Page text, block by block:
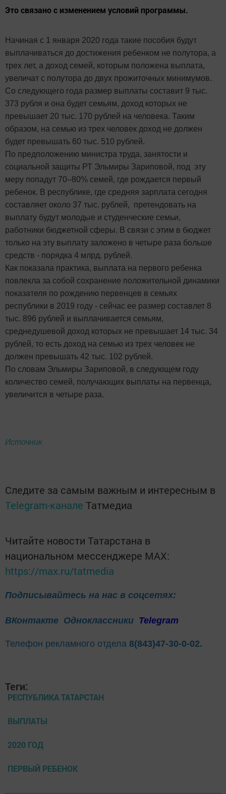
Это связано с изменением условий программы.
Начиная с 1 января 2020 года такие пособия будут
выплачиваться до достижения ребенком не полутора, а
трех лет, а доход семей, которым положена выплата,
увеличат с полутора до двух прожиточных минимумов.
Со следующего года размер выплаты составит 9 тыс.
373 рубля и она будет семьям, доход которых не
превышает 20 тыс. 170 рублей на человека. Таким
образом, на семью из трех человек доход не должен
будет превышать 60 тыс. 510 рублей.
По предположению министра труда, занятости и
социальной защиты РТ Эльмиры Зариповой, под эту
меру попадут 70–80% семей, где рождается первый
ребенок. В республике, где средняя зарплата сегодня
составляет около 37 тыс. рублей, претендовать на
выплату будут молодые и студенческие семьи,
работники бюджетной сферы. В связи с этим в бюджет
только на эту выплату заложено в четыре раза больше
средств - порядка 4 млрд. рублей.
Как показала практика, выплата на первого ребенка
повлекла за собой сохранение положительной динамики
показателя по рождению первенцев в семьях
республики в 2019 году - сейчас ее размер составлет 8
тыс. 896 рублей и выплачивается семьям,
среднедушевой доход которых не превышает 14 тыс. 34
рублей, то есть доход на семью из трех человек не
должен превышать 42 тыс. 102 рублей.
По словам Эльмиры Зариповой, в следующем году
количество семей, получающих выплаты на первенца,
увеличится в четыре раза.
Источник
Следите за самым важным и интересным в
Telegram-канале Татмедиа
Читайте новости Татарстана в
национальном мессенджере MАХ:
https://max.ru/tatmedia
Подписывайтесь на нас в соцсетях:
ВКонтакте Одноклассники Telegram
Телефон рекламного отдела 8(843)47-30-0-02.
Теги:
РЕСПУБЛИКА ТАТАРСТАН
ВЫПЛАТЫ
2020 ГОД
ПЕРВЫЙ РЕБЕНОК